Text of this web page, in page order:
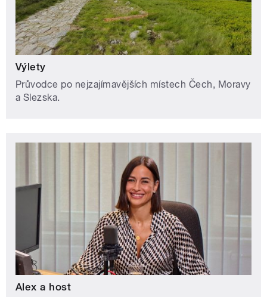
Výlety
Průvodce po nejzajímavějších místech Čech, Moravy
a Slezska.
Alex a host